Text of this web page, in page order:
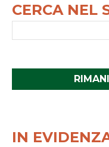
CERCA NEL
IN